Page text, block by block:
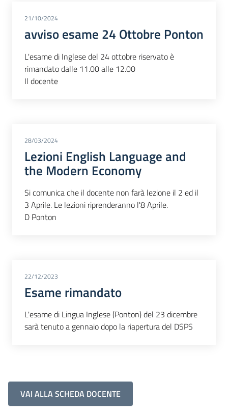
21/10/2024
avviso esame 24 Ottobre Ponton
L'esame di Inglese del 24 ottobre riservato è
rimandato dalle 11.00 alle 12.00
Il docente
28/03/2024
Lezioni English Language and
the Modern Economy
Si comunica che il docente non farà lezione il 2 ed il
3 Aprile. Le lezioni riprenderanno l'8 Aprile.
D Ponton
22/12/2023
Esame rimandato
L'esame di Lingua Inglese (Ponton) del 23 dicembre
sarà tenuto a gennaio dopo la riapertura del DSPS
VAI ALLA SCHEDA DOCENTE